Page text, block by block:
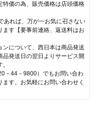
価の為、販売価格は店頭価格
あれば、万が一お気に召さない
ます【要事前連絡、返送料はお
について、西日本は商品発送
品発送日の翌日よりサービス開
－44－9800）でもお問い合わ
す。お気軽にお問い合わせく